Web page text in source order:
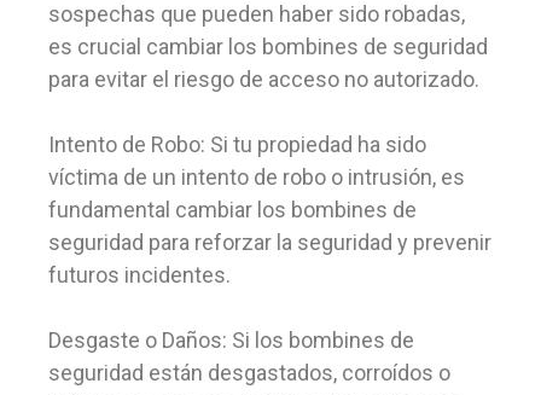
sospechas que pueden haber sido robadas,
es crucial cambiar los bombines de seguridad
para evitar el riesgo de acceso no autorizado.
Intento de Robo: Si tu propiedad ha sido
víctima de un intento de robo o intrusión, es
fundamental cambiar los bombines de
seguridad para reforzar la seguridad y prevenir
futuros incidentes.
Desgaste o Daños: Si los bombines de
seguridad están desgastados, corroídos o